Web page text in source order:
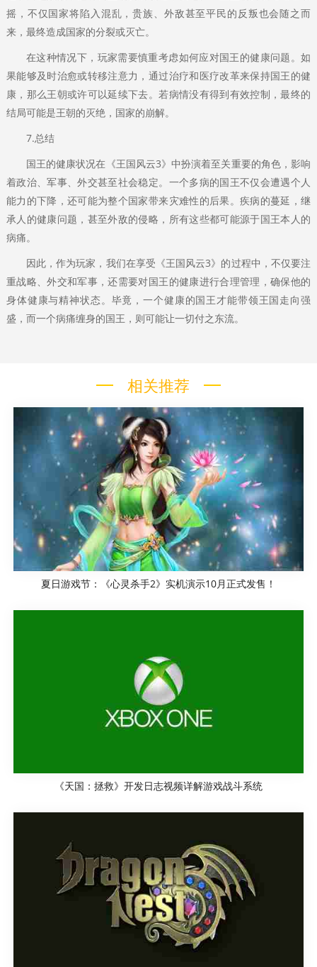
摇，不仅国家将陷入混乱，贵族、外敌甚至平民的反叛也会随之而
来，最终造成国家的分裂或灭亡。
在这种情况下，玩家需要慎重考虑如何应对国王的健康问题。如
果能够及时治愈或转移注意力，通过治疗和医疗改革来保持国王的健
康，那么王朝或许可以延续下去。若病情没有得到有效控制，最终的
结局可能是王朝的灭绝，国家的崩解。
7.总结
国王的健康状况在《王国风云3》中扮演着至关重要的角色，影响
着政治、军事、外交甚至社会稳定。一个多病的国王不仅会遭遇个人
能力的下降，还可能为整个国家带来灾难性的后果。疾病的蔓延，继
承人的健康问题，甚至外敌的侵略，所有这些都可能源于国王本人的
病痛。
因此，作为玩家，我们在享受《王国风云3》的过程中，不仅要注
重战略、外交和军事，还需要对国王的健康进行合理管理，确保他的
身体健康与精神状态。毕竟，一个健康的国王才能带领王国走向强
盛，而一个病痛缠身的国王，则可能让一切付之东流。
相关推荐
夏日游戏节：《心灵杀手2》实机演示10月正式发售！
《天国：拯救》开发日志视频详解游戏战斗系统